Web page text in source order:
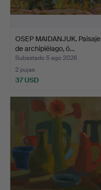
OSEP MAIDANJUK. Paisaje
de archipiélago, ó…
Subastado 5 ago 2026
2 pujas
37 USD